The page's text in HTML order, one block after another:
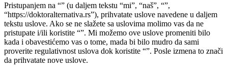
Pristupanjem na “” (u daljem tekstu “mi”, “naš”, “”,
“https://doktoralternativa.rs”), prihvatate uslove navedene u daljem
tekstu uslove. Ako se ne slažete sa uslovima molimo vas da ne
pristupate i/ili koristite “”. Mi možemo ove uslove promeniti bilo
kada i obavestićemo vas o tome, mada bi bilo mudro da sami
proverite regulativnost uslova dok koristite “”. Posle izmena to znači
da prihvatate nove uslove.